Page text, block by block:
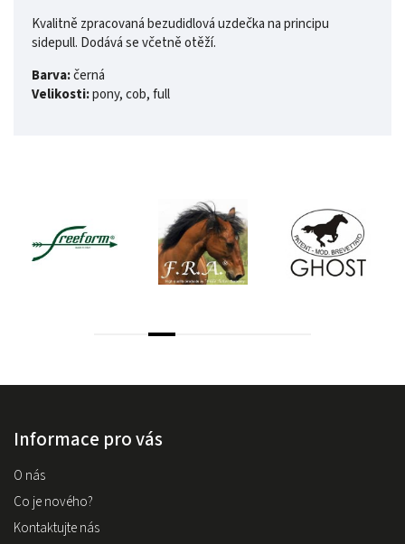
Kvalitně zpracovaná bezudidlová uzdečka na principu
sidepull. Dodává se včetně otěží.
Barva:černá
Velikosti:pony, cob, full
Informace pro vás
O nás
Co je nového?
Kontaktujte nás